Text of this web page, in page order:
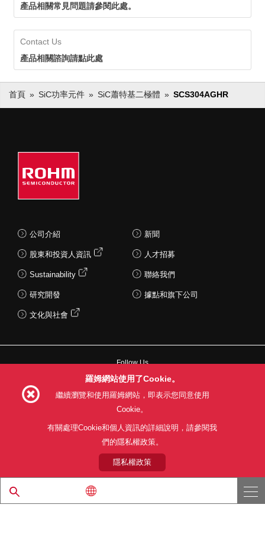
產品相關常見問題請參閱此處。
Contact Us
產品相關諮詢請點此處
首頁 SiC功率元件 SiC蕭特基二極體 SCS304AGHR
公司介紹
股東和投資人資訊
Sustainability
研究開發
文化與社會
新聞
人才招募
聯絡我們
據點和旗下公司
Follow Us
網站使用條款 利用目的 隱私權政策
網站地圖
關於本公司產品銷售之標準條款(PDF)
© 1997 - 2026 ROHM CO., LTD. ALL RIGHTS RESERVED.
羅姆網站使用了Cookie。
繼續瀏覽和使用羅姆網站，即表示您同意使用
Cookie。
有關處理Cookie和個人資訊的詳細說明，請參閱我
們的隱私權政策。
隱私權政策